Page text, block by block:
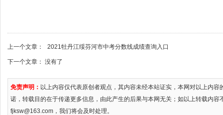
上一个文章： 2021牡丹江绥芬河市中考分数线成绩查询入口
下一个文章： 没有了
免责声明： 以上内容仅代表原创者观点，其内容未经本站证实，本网对以上内
诺，转载目的在于传递更多信息，由此产生的后果与本网无关；如以上转载内容
fjksw@163.com，我们将会及时处理。